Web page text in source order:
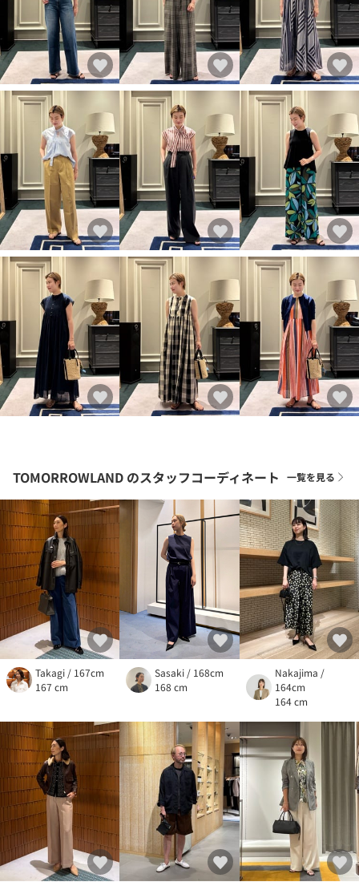
TOMORROWLAND のスタッフコーディネート 一覧を見る
Takagi / 167cm
167 cm
Sasaki / 168cm
168 cm
Nakajima /
164cm
164 cm